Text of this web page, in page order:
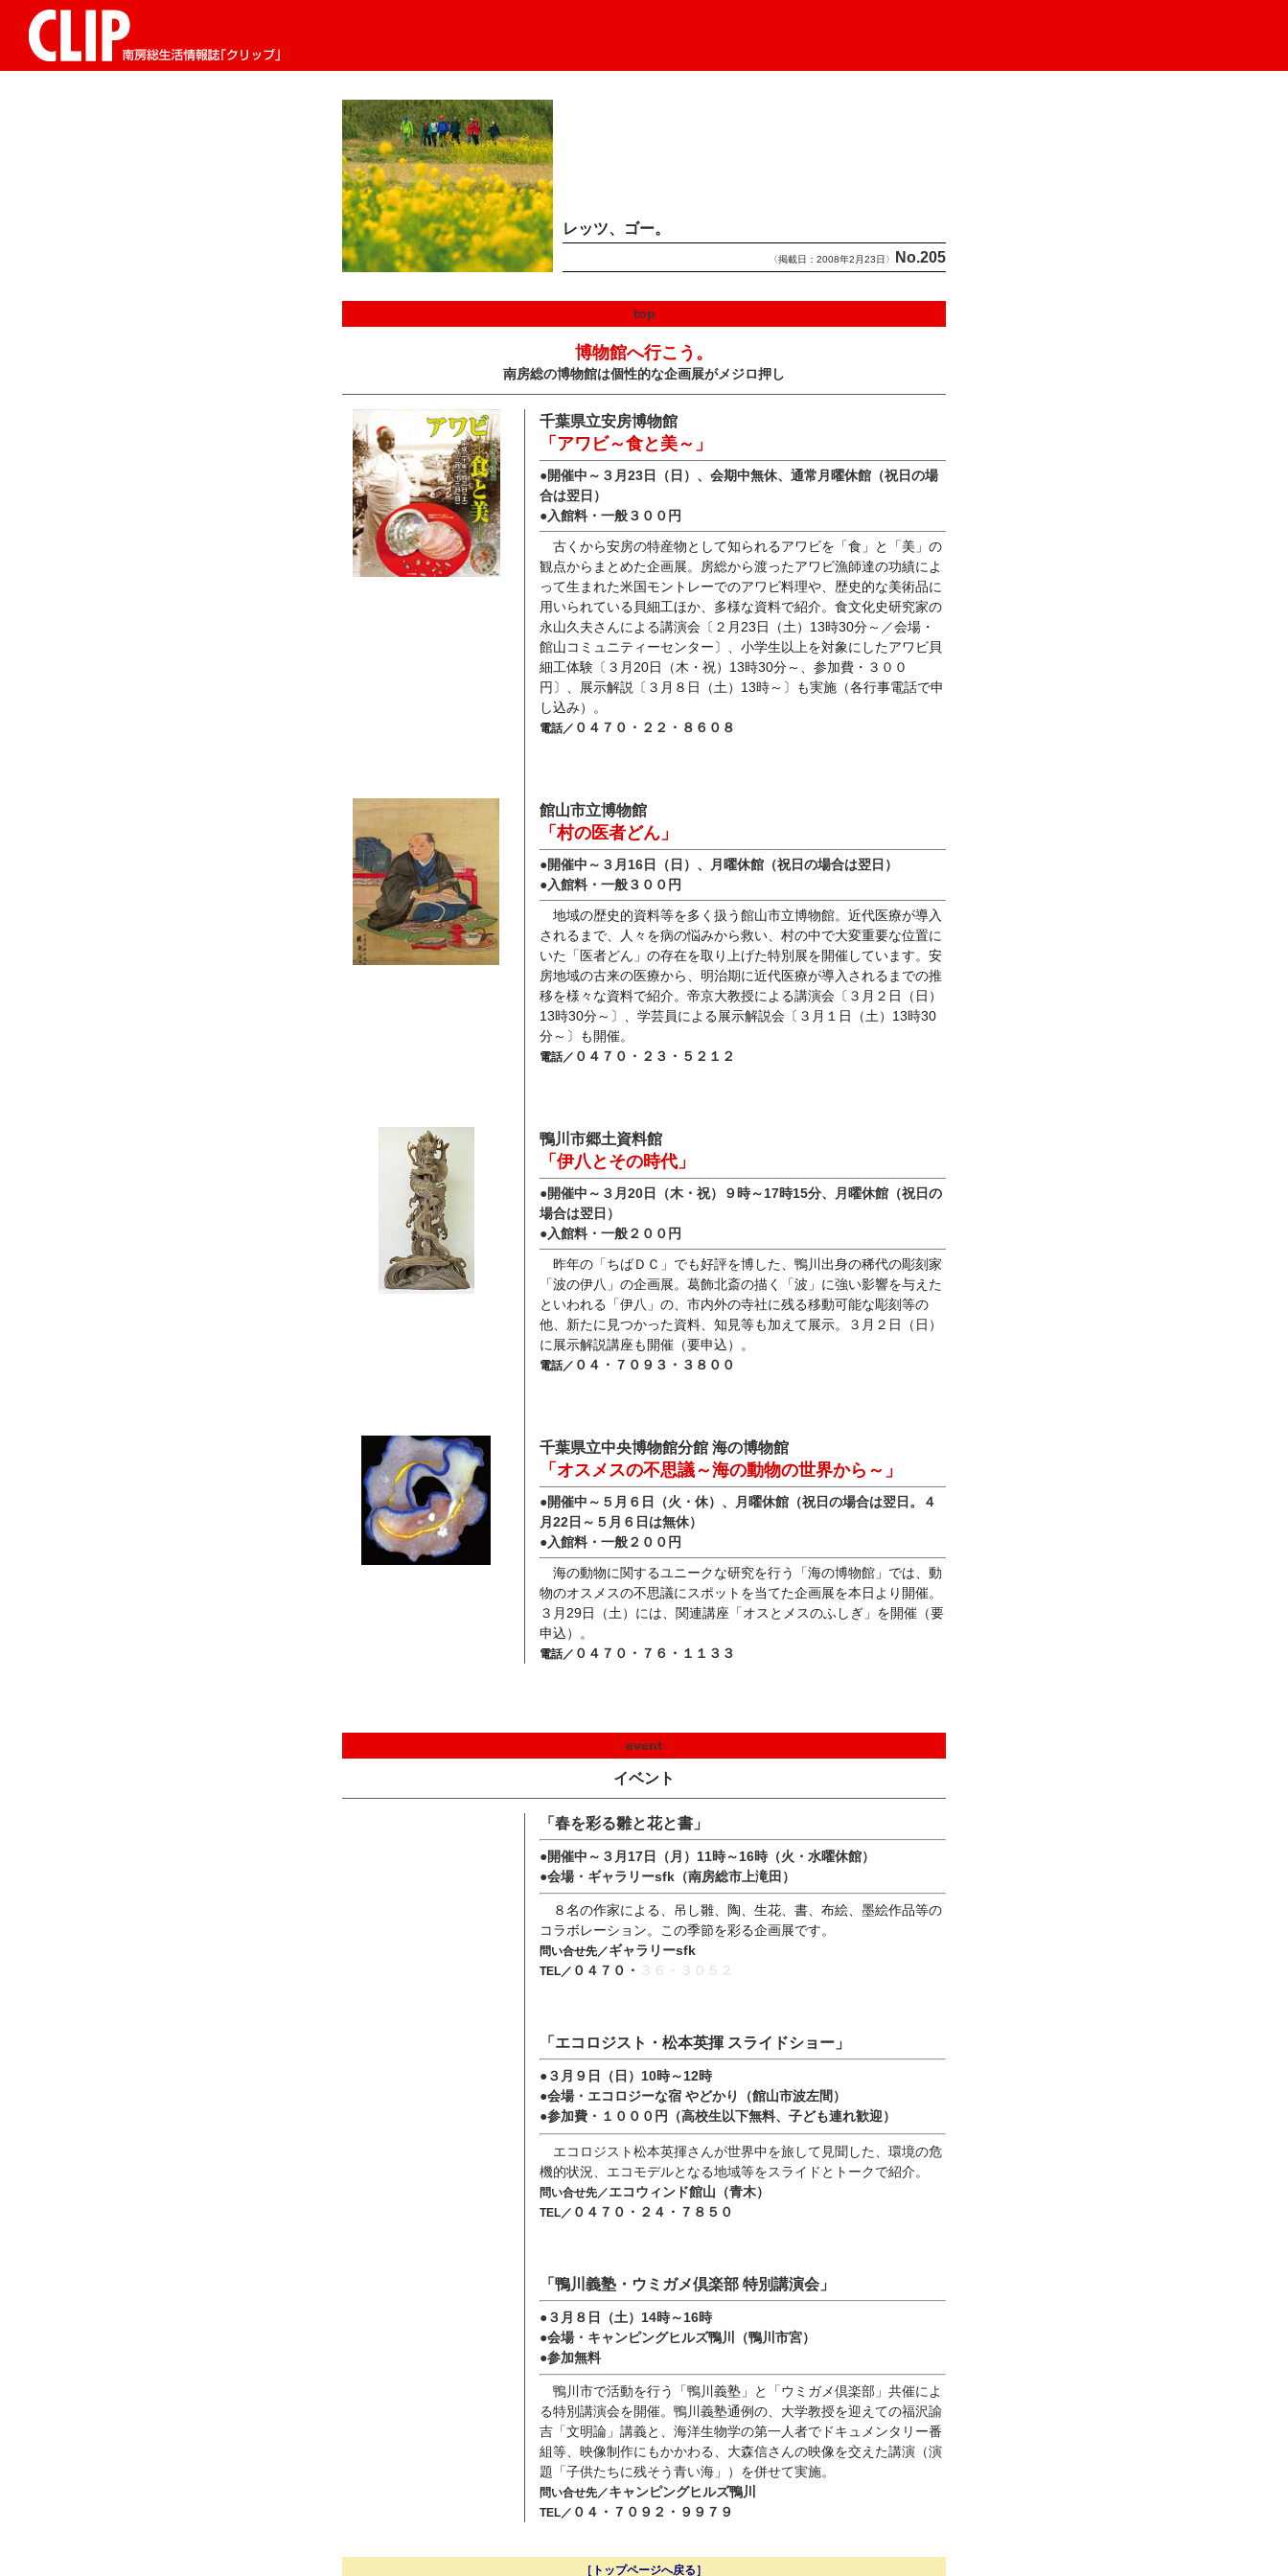
レッツ、ゴー。
〈掲載日：2008年2月23日〉 No.205
top
博物館へ行こう。
南房総の博物館は個性的な企画展がメジロ押し
千葉県立安房博物館
「アワビ～食と美～」
●開催中～３月23日（日）、会期中無休、通常月曜休館（祝日の場
合は翌日）
●入館料・一般３００円
古くから安房の特産物として知られるアワビを「食」と「美」の
観点からまとめた企画展。房総から渡ったアワビ漁師達の功績によ
って生まれた米国モントレーでのアワビ料理や、歴史的な美術品に
用いられている貝細工ほか、多様な資料で紹介。食文化史研究家の
永山久夫さんによる講演会〔２月23日（土）13時30分～／会場・
館山コミュニティーセンター〕、小学生以上を対象にしたアワビ貝
細工体験〔３月20日（木・祝）13時30分～、参加費・３００
円〕、展示解説〔３月８日（土）13時～〕も実施（各行事電話で申
し込み）。
電話／ ０４７０・２２・８６０８
館山市立博物館
「村の医者どん」
●開催中～３月16日（日）、月曜休館（祝日の場合は翌日）
●入館料・一般３００円
地域の歴史的資料等を多く扱う館山市立博物館。近代医療が導入
されるまで、人々を病の悩みから救い、村の中で大変重要な位置に
いた「医者どん」の存在を取り上げた特別展を開催しています。安
房地域の古来の医療から、明治期に近代医療が導入されるまでの推
移を様々な資料で紹介。帝京大教授による講演会〔３月２日（日）
13時30分～〕、学芸員による展示解説会〔３月１日（土）13時30
分～〕も開催。
電話／ ０４７０・２３・５２１２
鴨川市郷土資料館
「伊八とその時代」
●開催中～３月20日（木・祝）９時～17時15分、月曜休館（祝日の
場合は翌日）
●入館料・一般２００円
昨年の「ちばＤＣ」でも好評を博した、鴨川出身の稀代の彫刻家
「波の伊八」の企画展。葛飾北斎の描く「波」に強い影響を与えた
といわれる「伊八」の、市内外の寺社に残る移動可能な彫刻等の
他、新たに見つかった資料、知見等も加えて展示。３月２日（日）
に展示解説講座も開催（要申込）。
電話／ ０４・７０９３・３８００
千葉県立中央博物館分館 海の博物館
「オスメスの不思議～海の動物の世界から～」
●開催中～５月６日（火・休）、月曜休館（祝日の場合は翌日。４
月22日～５月６日は無休）
●入館料・一般２００円
海の動物に関するユニークな研究を行う「海の博物館 」では、動
物のオスメスの不思議にスポットを当てた企画展を本日より開催。
３月29日（土）には、 関連講座 「オスとメスのふしぎ」を開催 （要
申込）。
電話／ ０４７０・７６・１１３３
event
イベント
「春を彩る雛と花と書」
●開催中～３月17日（月）11時～16時（火・水曜休館）
●会場・ギャラリーsfk（南房総市上滝田）
８名の作家による、吊し雛、陶、生花、書、布絵、墨絵作品等の
コラボレーション。この季節を彩る企画展です。
問い合せ先／ギャラリーsfk
TEL／ ０４７０・
「エコロジスト・松本英揮 スライドショー」
●３月９日（日）10時～12時
●会場・エコロジーな宿 やどかり（館山市波左間）
●参加費・１０００円（高校生以下無料、子ども連れ歓迎）
エコロジスト松本英揮さんが世界中を旅して見聞した、環境の危
機的状況、エコモデルとなる地域等をスライドとトークで紹介。
問い合せ先／エコウィンド館山（青木）
TEL／ ０４７０・２４・７８５０
「鴨川義塾・ウミガメ倶楽部 特別講演会」
●３月８日（土）14時～16時
●会場・キャンピングヒルズ鴨川（鴨川市宮）
●参加無料
鴨川市で活動を行う「鴨川義塾」と「ウミガメ倶楽部」共催によ
る特別講演会を開催。鴨川義塾通例の、大学教授を迎えての福沢諭
吉「文明論」講義と、海洋生物学の第一人者でドキュメンタリー番
組等、映像制作にもかかわる、大森信さんの映像を交えた講演（演
題「子供たちに残そう青い海」）を併せて実施。
問い合せ先／キャンピングヒルズ鴨川
TEL／ ０４・７０９２・９９７９
［トップページへ戻る］